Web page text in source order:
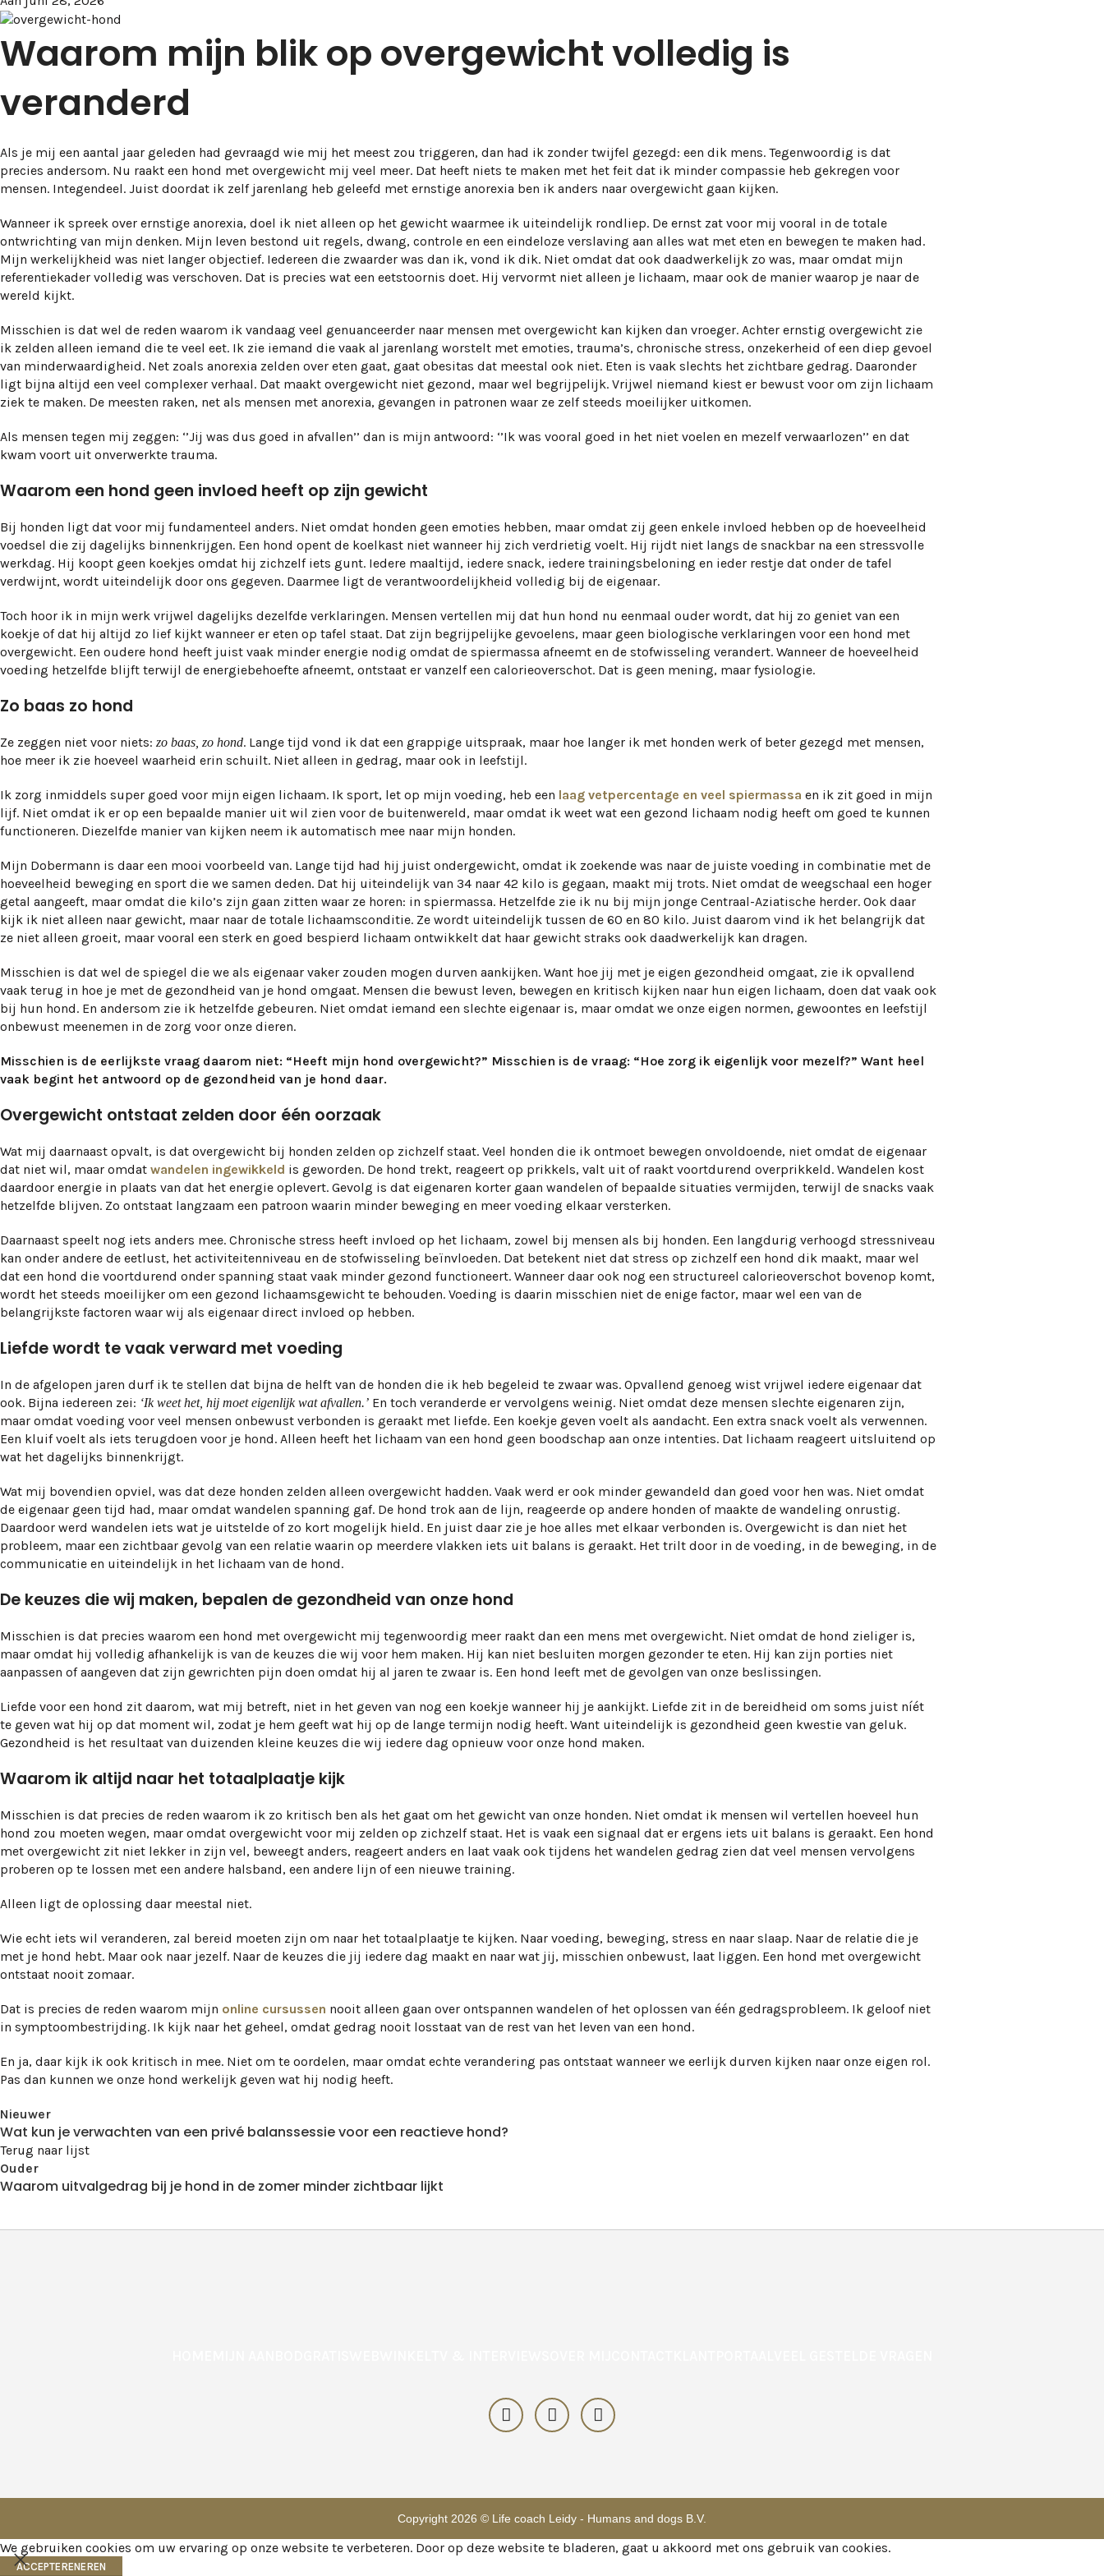
Waarom mijn blik op overgewicht volledig is
veranderd
Als je mij een aantal jaar geleden had gevraagd wie mij het meest zou triggeren, dan had ik zonder twijfel gezegd: een dik mens. Tegenwoordig is dat
precies andersom. Nu raakt een hond met overgewicht mij veel meer. Dat heeft niets te maken met het feit dat ik minder compassie heb gekregen voor
mensen. Integendeel. Juist doordat ik zelf jarenlang heb geleefd met ernstige anorexia ben ik anders naar overgewicht gaan kijken.
Wanneer ik spreek over ernstige anorexia, doel ik niet alleen op het gewicht waarmee ik uiteindelijk rondliep. De ernst zat voor mij vooral in de totale
ontwrichting van mijn denken. Mijn leven bestond uit regels, dwang, controle en een eindeloze verslaving aan alles wat met eten en bewegen te maken had.
Mijn werkelijkheid was niet langer objectief. Iedereen die zwaarder was dan ik, vond ik dik. Niet omdat dat ook daadwerkelijk zo was, maar omdat mijn
referentiekader volledig was verschoven. Dat is precies wat een eetstoornis doet. Hij vervormt niet alleen je lichaam, maar ook de manier waarop je naar de
wereld kijkt.
Misschien is dat wel de reden waarom ik vandaag veel genuanceerder naar mensen met overgewicht kan kijken dan vroeger. Achter ernstig overgewicht zie
ik zelden alleen iemand die te veel eet. Ik zie iemand die vaak al jarenlang worstelt met emoties, trauma’s, chronische stress, onzekerheid of een diep gevoel
van minderwaardigheid. Net zoals anorexia zelden over eten gaat, gaat obesitas dat meestal ook niet. Eten is vaak slechts het zichtbare gedrag. Daaronder
ligt bijna altijd een veel complexer verhaal. Dat maakt overgewicht niet gezond, maar wel begrijpelijk. Vrijwel niemand kiest er bewust voor om zijn lichaam
ziek te maken. De meesten raken, net als mensen met anorexia, gevangen in patronen waar ze zelf steeds moeilijker uitkomen.
Als mensen tegen mij zeggen: ‘’Jij was dus goed in afvallen’’ dan is mijn antwoord: ‘’Ik was vooral goed in het niet voelen en mezelf verwaarlozen’’ en dat
kwam voort uit onverwerkte trauma.
Waarom een hond geen invloed heeft op zijn gewicht
Bij honden ligt dat voor mij fundamenteel anders. Niet omdat honden geen emoties hebben, maar omdat zij geen enkele invloed hebben op de hoeveelheid
voedsel die zij dagelijks binnenkrijgen. Een hond opent de koelkast niet wanneer hij zich verdrietig voelt. Hij rijdt niet langs de snackbar na een stressvolle
werkdag. Hij koopt geen koekjes omdat hij zichzelf iets gunt. Iedere maaltijd, iedere snack, iedere trainingsbeloning en ieder restje dat onder de tafel
verdwijnt, wordt uiteindelijk door ons gegeven. Daarmee ligt de verantwoordelijkheid volledig bij de eigenaar.
Toch hoor ik in mijn werk vrijwel dagelijks dezelfde verklaringen. Mensen vertellen mij dat hun hond nu eenmaal ouder wordt, dat hij zo geniet van een
koekje of dat hij altijd zo lief kijkt wanneer er eten op tafel staat. Dat zijn begrijpelijke gevoelens, maar geen biologische verklaringen voor een hond met
overgewicht. Een oudere hond heeft juist vaak minder energie nodig omdat de spiermassa afneemt en de stofwisseling verandert. Wanneer de hoeveelheid
voeding hetzelfde blijft terwijl de energiebehoefte afneemt, ontstaat er vanzelf een calorieoverschot. Dat is geen mening, maar fysiologie.
Zo baas zo hond
Ze zeggen niet voor niets: zo baas, zo hond. Lange tijd vond ik dat een grappige uitspraak, maar hoe langer ik met honden werk of beter gezegd met mensen,
hoe meer ik zie hoeveel waarheid erin schuilt. Niet alleen in gedrag, maar ook in leefstijl.
Ik zorg inmiddels super goed voor mijn eigen lichaam. Ik sport, let op mijn voeding, heb een laag vetpercentage en veel spiermassa en ik zit goed in mijn
lijf. Niet omdat ik er op een bepaalde manier uit wil zien voor de buitenwereld, maar omdat ik weet wat een gezond lichaam nodig heeft om goed te kunnen
functioneren. Diezelfde manier van kijken neem ik automatisch mee naar mijn honden.
Mijn Dobermann is daar een mooi voorbeeld van. Lange tijd had hij juist ondergewicht, omdat ik zoekende was naar de juiste voeding in combinatie met de
hoeveelheid beweging en sport die we samen deden. Dat hij uiteindelijk van 34 naar 42 kilo is gegaan, maakt mij trots. Niet omdat de weegschaal een hoger
getal aangeeft, maar omdat die kilo’s zijn gaan zitten waar ze horen: in spiermassa. Hetzelfde zie ik nu bij mijn jonge Centraal-Aziatische herder. Ook daar
kijk ik niet alleen naar gewicht, maar naar de totale lichaamsconditie. Ze wordt uiteindelijk tussen de 60 en 80 kilo. Juist daarom vind ik het belangrijk dat
ze niet alleen groeit, maar vooral een sterk en goed bespierd lichaam ontwikkelt dat haar gewicht straks ook daadwerkelijk kan dragen.
Misschien is dat wel de spiegel die we als eigenaar vaker zouden mogen durven aankijken. Want hoe jij met je eigen gezondheid omgaat, zie ik opvallend
vaak terug in hoe je met de gezondheid van je hond omgaat. Mensen die bewust leven, bewegen en kritisch kijken naar hun eigen lichaam, doen dat vaak ook
bij hun hond. En andersom zie ik hetzelfde gebeuren. Niet omdat iemand een slechte eigenaar is, maar omdat we onze eigen normen, gewoontes en leefstijl
onbewust meenemen in de zorg voor onze dieren.
Misschien is de eerlijkste vraag daarom niet: “Heeft mijn hond overgewicht?” Misschien is de vraag: “Hoe zorg ik eigenlijk voor mezelf?” Want heel
vaak begint het antwoord op de gezondheid van je hond daar.
Overgewicht ontstaat zelden door één oorzaak
Wat mij daarnaast opvalt, is dat overgewicht bij honden zelden op zichzelf staat. Veel honden die ik ontmoet bewegen onvoldoende, niet omdat de eigenaar
dat niet wil, maar omdat wandelen ingewikkeld is geworden. De hond trekt, reageert op prikkels, valt uit of raakt voortdurend overprikkeld. Wandelen kost
daardoor energie in plaats van dat het energie oplevert. Gevolg is dat eigenaren korter gaan wandelen of bepaalde situaties vermijden, terwijl de snacks vaak
hetzelfde blijven. Zo ontstaat langzaam een patroon waarin minder beweging en meer voeding elkaar versterken.
Daarnaast speelt nog iets anders mee. Chronische stress heeft invloed op het lichaam, zowel bij mensen als bij honden. Een langdurig verhoogd stressniveau
kan onder andere de eetlust, het activiteitenniveau en de stofwisseling beïnvloeden. Dat betekent niet dat stress op zichzelf een hond dik maakt, maar wel
dat een hond die voortdurend onder spanning staat vaak minder gezond functioneert. Wanneer daar ook nog een structureel calorieoverschot bovenop komt,
wordt het steeds moeilijker om een gezond lichaamsgewicht te behouden. Voeding is daarin misschien niet de enige factor, maar wel een van de
belangrijkste factoren waar wij als eigenaar direct invloed op hebben.
Liefde wordt te vaak verward met voeding
In de afgelopen jaren durf ik te stellen dat bijna de helft van de honden die ik heb begeleid te zwaar was. Opvallend genoeg wist vrijwel iedere eigenaar dat
ook. Bijna iedereen zei: ‘Ik weet het, hij moet eigenlijk wat afvallen.’ En toch veranderde er vervolgens weinig. Niet omdat deze mensen slechte eigenaren zijn,
maar omdat voeding voor veel mensen onbewust verbonden is geraakt met liefde. Een koekje geven voelt als aandacht. Een extra snack voelt als verwennen.
Een kluif voelt als iets terugdoen voor je hond. Alleen heeft het lichaam van een hond geen boodschap aan onze intenties. Dat lichaam reageert uitsluitend op
wat het dagelijks binnenkrijgt.
Wat mij bovendien opviel, was dat deze honden zelden alleen overgewicht hadden. Vaak werd er ook minder gewandeld dan goed voor hen was. Niet omdat
de eigenaar geen tijd had, maar omdat wandelen spanning gaf. De hond trok aan de lijn, reageerde op andere honden of maakte de wandeling onrustig.
Daardoor werd wandelen iets wat je uitstelde of zo kort mogelijk hield. En juist daar zie je hoe alles met elkaar verbonden is. Overgewicht is dan niet het
probleem, maar een zichtbaar gevolg van een relatie waarin op meerdere vlakken iets uit balans is geraakt. Het trilt door in de voeding, in de beweging, in de
communicatie en uiteindelijk in het lichaam van de hond.
De keuzes die wij maken, bepalen de gezondheid van onze hond
Misschien is dat precies waarom een hond met overgewicht mij tegenwoordig meer raakt dan een mens met overgewicht. Niet omdat de hond zieliger is,
maar omdat hij volledig afhankelijk is van de keuzes die wij voor hem maken. Hij kan niet besluiten morgen gezonder te eten. Hij kan zijn porties niet
aanpassen of aangeven dat zijn gewrichten pijn doen omdat hij al jaren te zwaar is. Een hond leeft met de gevolgen van onze beslissingen.
Liefde voor een hond zit daarom, wat mij betreft, niet in het geven van nog een koekje wanneer hij je aankijkt. Liefde zit in de bereidheid om soms juist níét
te geven wat hij op dat moment wil, zodat je hem geeft wat hij op de lange termijn nodig heeft. Want uiteindelijk is gezondheid geen kwestie van geluk.
Gezondheid is het resultaat van duizenden kleine keuzes die wij iedere dag opnieuw voor onze hond maken.
Waarom ik altijd naar het totaalplaatje kijk
Misschien is dat precies de reden waarom ik zo kritisch ben als het gaat om het gewicht van onze honden. Niet omdat ik mensen wil vertellen hoeveel hun
hond zou moeten wegen, maar omdat overgewicht voor mij zelden op zichzelf staat. Het is vaak een signaal dat er ergens iets uit balans is geraakt. Een hond
met overgewicht zit niet lekker in zijn vel, beweegt anders, reageert anders en laat vaak ook tijdens het wandelen gedrag zien dat veel mensen vervolgens
proberen op te lossen met een andere halsband, een andere lijn of een nieuwe training.
Alleen ligt de oplossing daar meestal niet.
Wie echt iets wil veranderen, zal bereid moeten zijn om naar het totaalplaatje te kijken. Naar voeding, beweging, stress en naar slaap. Naar de relatie die je
met je hond hebt. Maar ook naar jezelf. Naar de keuzes die jij iedere dag maakt en naar wat jij, misschien onbewust, laat liggen. Een hond met overgewicht
ontstaat nooit zomaar.
Dat is precies de reden waarom mijn online cursussen nooit alleen gaan over ontspannen wandelen of het oplossen van één gedragsprobleem. Ik geloof niet
in symptoombestrijding. Ik kijk naar het geheel, omdat gedrag nooit losstaat van de rest van het leven van een hond.
En ja, daar kijk ik ook kritisch in mee. Niet om te oordelen, maar omdat echte verandering pas ontstaat wanneer we eerlijk durven kijken naar onze eigen rol.
Pas dan kunnen we onze hond werkelijk geven wat hij nodig heeft.
Nieuwer
Wat kun je verwachten van een privé balanssessie voor een reactieve hond?
Terug naar lijst
Ouder
Waarom uitvalgedrag bij je hond in de zomer minder zichtbaar lijkt
Copyright 2026 © Life coach Leidy - Humans and dogs B.V.
We gebruiken cookies om uw ervaring op onze website te verbeteren. Door op deze website te bladeren, gaat u akkoord met ons gebruik van cookies.
ACCEPTERENEREN